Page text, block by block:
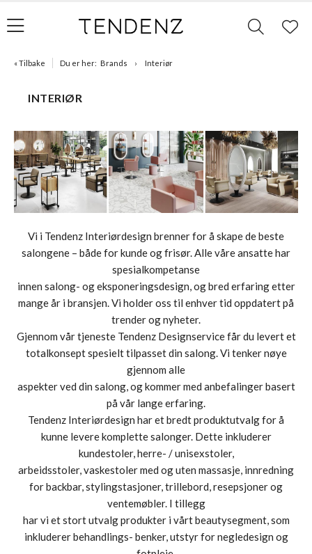
« Tilbake Du er her: Brands Interiør
INTERIØR
Vi i Tendenz Interiørdesign brenner for å skape de beste
salongene – både for kunde og frisør. Alle våre ansatte har
spesialkompetanse
innen salong- og eksponeringsdesign, og bred erfaring etter
mange år i bransjen. Vi holder oss til enhver tid oppdatert på
trender og nyheter.
Gjennom vår tjeneste Tendenz Designservice får du levert et
totalkonsept spesielt tilpasset din salong. Vi tenker nøye
gjennom alle
aspekter ved din salong, og kommer med anbefalinger basert
på vår lange erfaring.
Tendenz Interiørdesign har et bredt produktutvalg for å
kunne levere komplette salonger. Dette inkluderer
kundestoler, herre- / unisexstoler,
arbeidsstoler, vaskestoler med og uten massasje, innredning
for backbar, stylingstasjoner, trillebord, resepsjoner og
ventemøbler. I tillegg
har vi et stort utvalg produkter i vårt beautysegment, som
inkluderer behandlings- benker, utstyr for negledesign og